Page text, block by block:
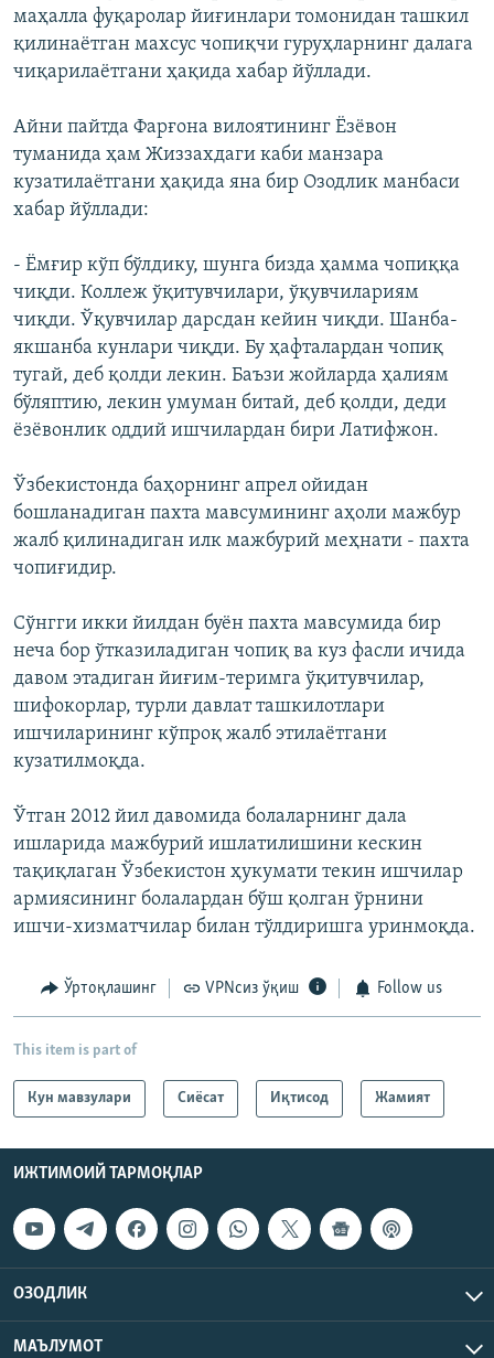
маҳалла фуқаролар йиғинлари томонидан ташкил
қилинаётган махсус чопиқчи гуруҳларнинг далага
чиқарилаётгани ҳақида хабар йўллади.
Айни пайтда Фарғона вилоятининг Ёзёвон
туманида ҳам Жиззахдаги каби манзара
кузатилаëтгани ҳақида яна бир Озодлик манбаси
хабар йўллади:
- Ёмғир кўп бўлдику, шунга бизда ҳамма чопиққа
чиқди. Коллеж ўқитувчилари, ўқувчилариям
чиқди. Ўқувчилар дарсдан кейин чиқди. Шанба-
якшанба кунлари чиқди. Бу ҳафталардан чопиқ
тугай, деб қолди лекин. Баъзи жойларда ҳалиям
бўляптию, лекин умуман битай, деб қолди, деди
ёзёвонлик оддий ишчилардан бири Латифжон.
Ўзбекистонда баҳорнинг апрел ойидан
бошланадиган пахта мавсумининг аҳоли мажбур
жалб қилинадиган илк мажбурий меҳнати - пахта
чопиғидир.
Сўнгги икки йилдан буён пахта мавсумида бир
неча бор ўтказиладиган чопиқ ва куз фасли ичида
давом этадиган йиғим-теримга ўқитувчилар,
шифокорлар, турли давлат ташкилотлари
ишчиларининг кўпроқ жалб этилаётгани
кузатилмоқда.
Ўтган 2012 йил давомида болаларнинг дала
ишларида мажбурий ишлатилишини кескин
тақиқлаган Ўзбекистон ҳукумати текин ишчилар
армиясининг болалардан бўш қолган ўрнини
ишчи-хизматчилар билан тўлдиришга уринмоқда.
Ўртоқлашинг VPNсиз ўқиш Follow us
This item is part of
Кун мавзулари Сиёсат Иқтисод Жамият
ИЖТИМОИЙ ТАРМОҚЛАР
ОЗОДЛИК
МАЪЛУМОТ